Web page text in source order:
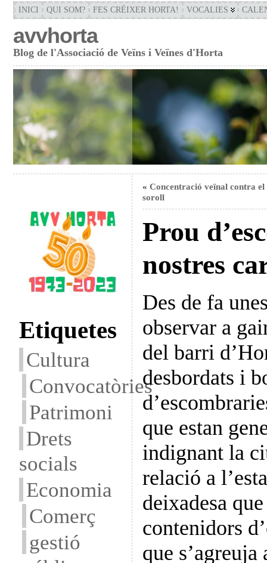
INICI QUI SOM? FES CRÉIXER HORTA! VOCALIES
avvhorta
Blog de l'Associació de Veïns i Veïnes d'Horta
Etiquetes
Cultura
Convocatòries
Patrimoni
Drets
socials
Economia
Comerç
gestió
« Concentració veïnal contra el
soroll
Prou
nostres
Des de fa
observar a
del barri
desbordats i
que estan
indignant la
relació a
deixadesa
contenidors
que